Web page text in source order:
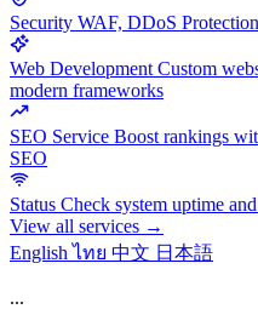
Security WAF, DDoS
Web Development Custom
modern frameworks
SEO Service Boost rankings
SEO
Status Check system uptime
View all services →
Englishไทย 中文 日本語
...